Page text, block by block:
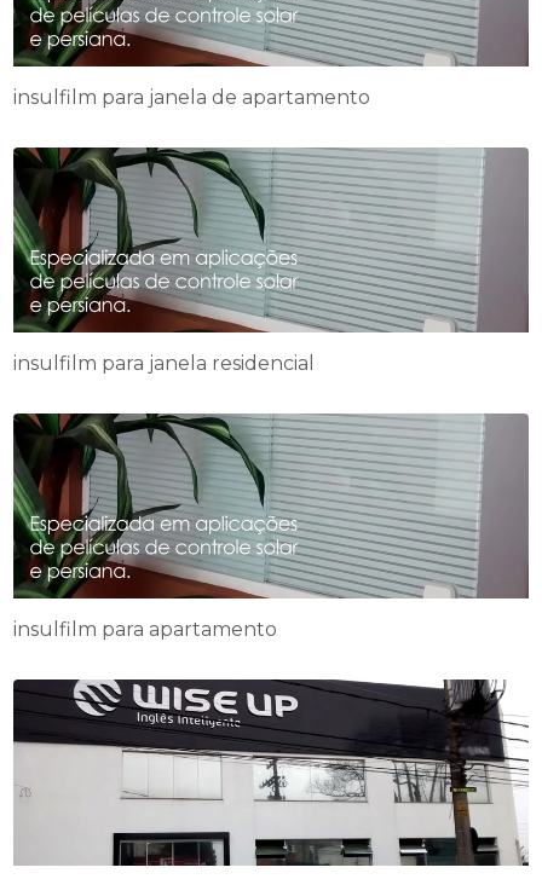
insulfilm para janela de apartamento
insulfilm para janela residencial
insulfilm para apartamento